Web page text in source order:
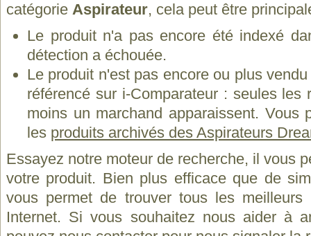
catégorie Aspirateur, cela peut être
Le produit n'a pas encore été indexé
détection a échouée.
Le produit n'est pas encore ou plus
référencé sur i-Comparateur : seules les
moins un marchand apparaissent. Vous
les produits archivés des Aspirateurs
Essayez notre moteur de recherche, il vous
votre produit. Bien plus efficace que de
vous permet de trouver tous les
Internet. Si vous souhaitez nous aider à